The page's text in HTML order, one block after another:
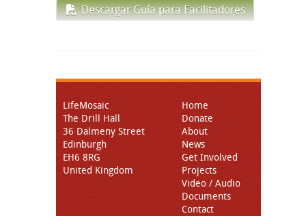
Descargar Guía para Facilitadores
LifeMosaic
The Drill Hall
36 Dalmeny Street
Edinburgh
EH6 8RG
United Kingdom
Home
Donate
About
News
Get Involved
Projects
Video / Audio
Documents
Contact